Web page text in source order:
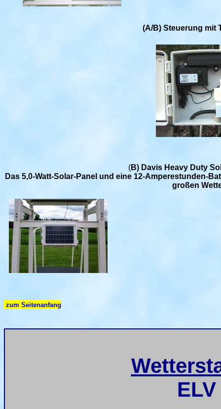
(A/B) Steuerung mit
(B) Davis Heavy Duty
Das 5,0-Watt-Solar-Panel und eine 12-Amperestunden-
großen
zum Seitenanfang